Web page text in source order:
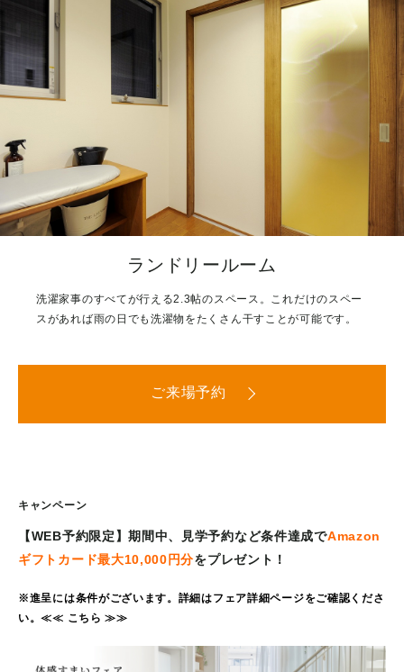
ランドリールーム
洗濯家事のすべてが行える2.3帖のスペース。これだけのスペー
スがあれば雨の日でも洗濯物をたくさん干すことが可能です。
ご来場予約
キャンペーン
【WEB予約限定】期間中、見学予約など条件達成でAmazon
ギフトカード最大10,000円分をプレゼント！
※進呈には条件がございます。詳細はフェア詳細ページをご確認くださ
い。≪≪ こちら ≫≫